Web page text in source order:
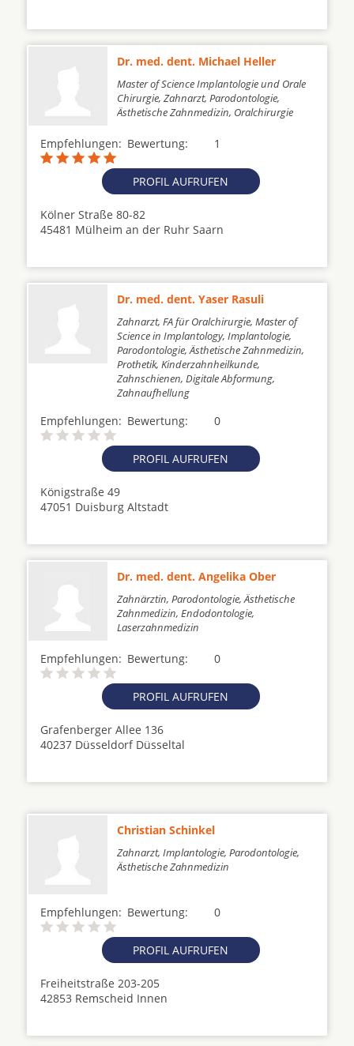
Dr. med. dent. Michael Heller
Master of Science Implantologie und Orale
Chirurgie, Zahnarzt, Parodontologie,
Ästhetische Zahnmedizin, Oralchirurgie
Empfehlungen: 1
Bewertung:
PROFIL AUFRUFEN
Kölner Straße 80-82
45481 Mülheim an der Ruhr Saarn
Dr. med. dent. Yaser Rasuli
Zahnarzt, FA für Oralchirurgie, Master of
Science in Implantology, Implantologie,
Parodontologie, Ästhetische Zahnmedizin,
Prothetik, Kinderzahnheilkunde,
Zahnschienen, Digitale Abformung,
Zahnaufhellung
Empfehlungen: 0
Bewertung:
PROFIL AUFRUFEN
Königstraße 49
47051 Duisburg Altstadt
Dr. med. dent. Angelika Ober
Zahnärztin, Parodontologie, Ästhetische
Zahnmedizin, Endodontologie,
Laserzahnmedizin
Empfehlungen: 0
Bewertung:
PROFIL AUFRUFEN
Grafenberger Allee 136
40237 Düsseldorf Düsseltal
Christian Schinkel
Zahnarzt, Implantologie, Parodontologie,
Ästhetische Zahnmedizin
Empfehlungen: 0
Bewertung:
PROFIL AUFRUFEN
Freiheitstraße 203-205
42853 Remscheid Innen